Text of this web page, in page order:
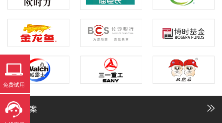
解决方案
免费试用